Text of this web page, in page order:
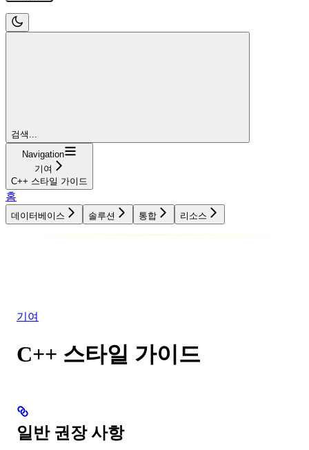
검색...
Navigation
기여
C++ 스타일 가이드
홈
데이터베이스 솔루션 통합 리소스
기여
C++ 스타일 가이드
일반 권장 사항